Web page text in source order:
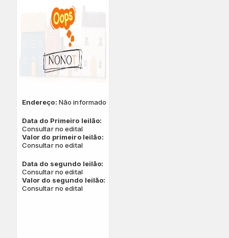
Endereço: Não informado
Data do Primeiro leilão:
Consultar no edital
Valor do primeiro leilão:
Consultar no edital
Data do segundo leilão:
Consultar no edital
Valor do segundo leilão:
Consultar no edital